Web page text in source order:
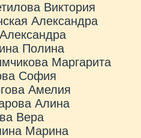
Виктория
Александра
Полина
Маргарита
София
Амелия
Алина
Вера
Марина